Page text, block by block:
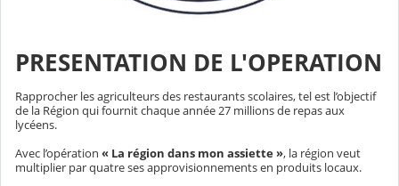
PRESENTATION DE L'OPERATION
Rapprocher les agriculteurs des restaurants scolaires, tel est l’objectif
de la Région qui fournit chaque année 27 millions de repas aux
lycéens.
Avec l’opération « La région dans mon assiette », la région veut
multiplier par quatre ses approvisionnements en produits locaux.